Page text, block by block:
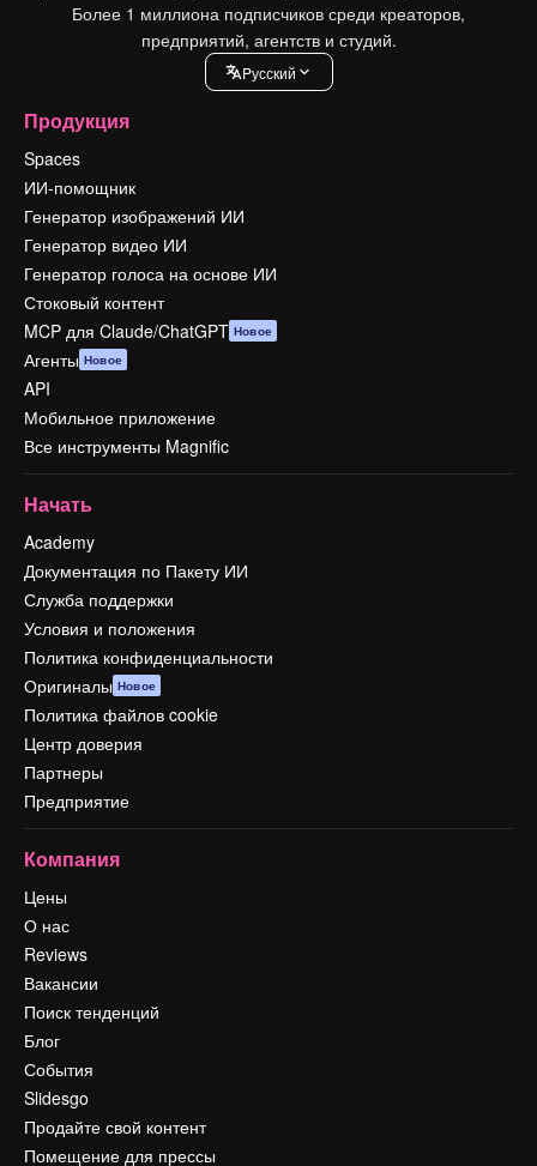
Более 1 миллиона подписчиков среди креаторов,
предприятий, агентств и студий.
Pусский
Продукция
Spaces
ИИ-помощник
Генератор изображений ИИ
Генератор видео ИИ
Генератор голоса на основе ИИ
Стоковый контент
MCP для Claude/ChatGPT Новое
Агенты Новое
API
Мобильное приложение
Все инструменты Magnific
Начать
Academy
Документация по Пакету ИИ
Служба поддержки
Условия и положения
Политика конфиденциальности
Оригиналы Новое
Политика файлов cookie
Центр доверия
Партнеры
Предприятие
Компания
Цены
О нас
Reviews
Вакансии
Поиск тенденций
Блог
События
Slidesgo
Продайте свой контент
Помещение для прессы